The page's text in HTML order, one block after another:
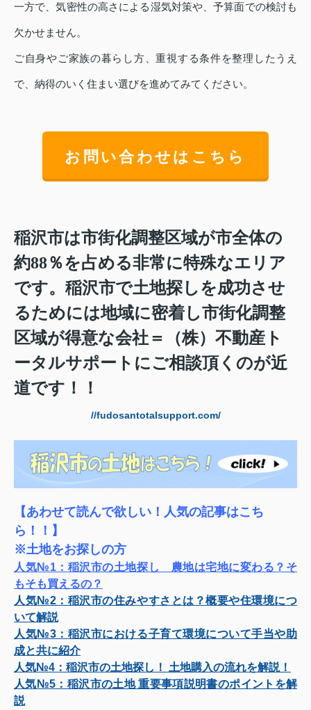
一方で、気密性の高さによる湿気対策や、予算面での検討も
欠かせません。
ご自身やご家族の暮らし方、重視する条件を整理したうえ
で、納得のいく住まい選びを進めてみてください。
お問い合わせはこちら
稲沢市は市街化調整区域が市全体の
約88％を占める非常に特殊なエリア
です。稲沢市で土地探しを成功させ
るためには地域に密着し市街化調整
区域が得意な会社＝（株）不動産ト
ータルサポートにご相談頂くのが近
道です！！
//fudosantotalsupport.com/
【あわせて読んで欲しい！人気の記事はこち
ら！！】
※土地をお探しの方
人気№1： 稲沢市の土地探し 農地は宅地に変わる？そ
もそも買えるの？
人気№2： 稲沢市の住みやすさとは？概要や住環境につ
いて解説
人気№3： 稲沢市における子育て環境について手当や助
成と共に紹介
人気№4： 稲沢市の土地探し！ 土地購入の流れを解説！
人気№5： 稲沢市の土地 重要事項説明書のポイントを解
説